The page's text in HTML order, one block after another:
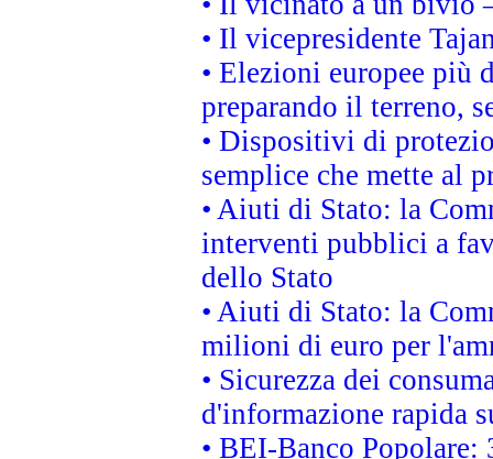
• Il vicepresidente
• Elezioni europee più
preparando il terreno,
• Dispositivi di
semplice che mette al
• Aiuti di Stato: la
interventi pubblici a
dello Stato
• Aiuti di Stato: la
milioni di euro per
• Sicurezza dei
d'informazione rapida
• BEI-Banco